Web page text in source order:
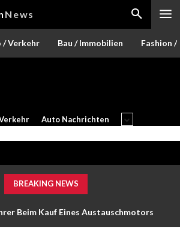
News
/ Verkehr Bau / Immobilien Fashion /
Auto Nachrichten
BREAKING NEWS
Beim Kauf Eines Austauschmotors